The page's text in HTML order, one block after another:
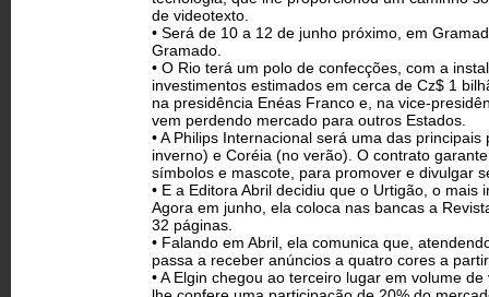
de videotexto.
• Será de 10 a 12 de junho próximo, em
Gramado.
• O Rio terá um polo de confecções, com a
investimentos estimados em cerca de Cz$ 1
na presidência Enéas Franco e, na vice-
vem perdendo mercado para outros Estados.
• A Philips Internacional será uma das
inverno) e Coréia (no verão). O contrato
símbolos e mascote, para promover e divulgar
• E a Editora Abril decidiu que o Urtigão, o
Agora em junho, ela coloca nas bancas a
32 páginas.
• Falando em Abril, ela comunica que,
passa a receber anúncios a quatro cores a
• A Elgin chegou ao terceiro lugar em volume